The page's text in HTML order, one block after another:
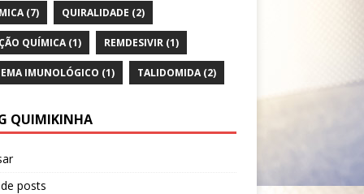
(7) QUIRALIDADE (2)
QUÍMICA(1) REMDESIVIR(1)
IMUNOLÓGICO (1) TALIDOMIDA(2)
QUIMIKINHA
posts